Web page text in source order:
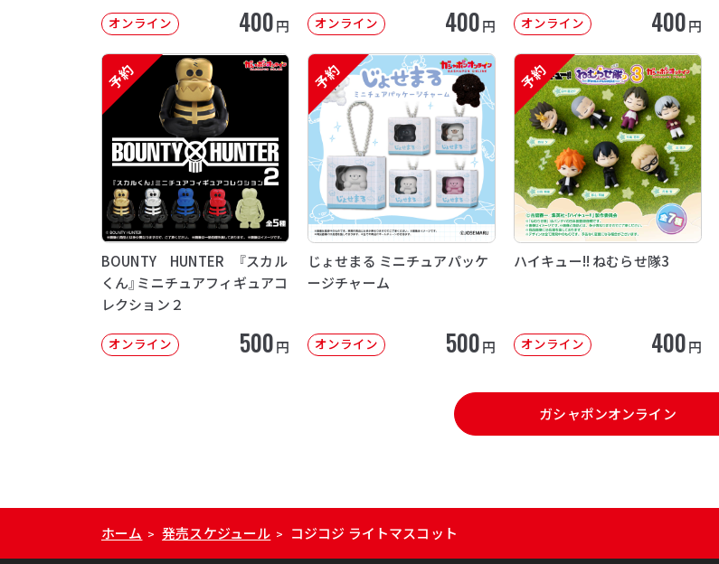
オンライン 400円 オンライン 400円 オンライン 400円
予約
BOUNTY HUNTER 『スカル
くん』ミニチュアフィギュアコ
レクション２
オンライン 500円
予約
じょせまる ミニチュアパッケ
ージチャーム
オンライン 500円
予約
ハイキュー!! ねむらせ隊3
オンライン 400円
ガシャポンオンライン
ホーム > 発売スケジュール > コジコジ ライトマスコット